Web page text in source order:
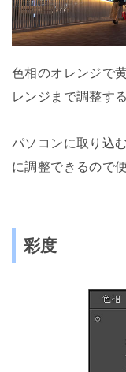
色相のオレンジで
レンジまで調整す
パソコンに取り込
に調整できるので
彩度